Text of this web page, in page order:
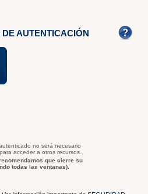
AUTENTICACIÓN
no será necesario
acceder a otros recursos.
que cierre su
todas las ventanas).